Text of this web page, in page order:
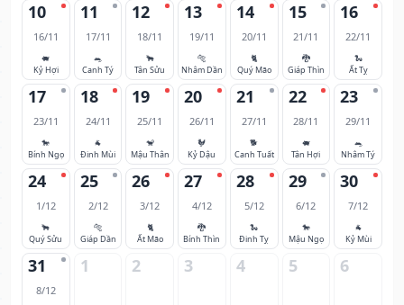
10
16/11
🐖
Kỷ Hợi
11
17/11
🐀
Canh Tý
12
18/11
🐂
Tân Sửu
13
19/11
🐅
Nhâm Dần
14
20/11
🐈
Quý Mão
15
21/11
🐉
Giáp Thìn
16
22/11
🐍
Ất Tỵ
17
23/11
🐎
Bính Ngọ
18
24/11
🐐
Đinh Mùi
19
25/11
🐒
Mậu Thân
20
26/11
🐓
Kỷ Dậu
21
27/11
🐕
Canh Tuất
22
28/11
🐖
Tân Hợi
23
29/11
🐀
Nhâm Tý
24
1/12
🐂
Quý Sửu
25
2/12
🐅
Giáp Dần
26
3/12
🐈
Ất Mão
27
4/12
🐉
Bính Thìn
28
5/12
🐍
Đinh Tỵ
29
6/12
🐎
Mậu Ngọ
30
7/12
🐐
Kỷ Mùi
31
8/12
1 2 3 4 5 6